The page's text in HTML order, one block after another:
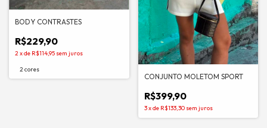
BODY CONTRASTES
R$229,90
2xde R$114,95 sem juros
2 cores
CONJUNTO MOLETOM SPORT
R$399,90
3xde R$133,30 sem juros